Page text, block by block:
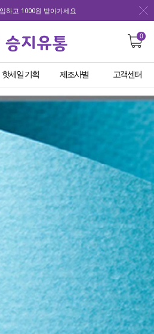
하고 1000원 받아가세요
0
핫세일 기획 제조사별 고객센터